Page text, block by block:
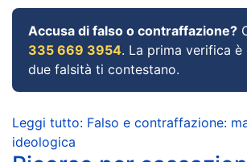
Accusa di falso o contraffazione?
335 669 3954. La prima verifica è
due falsità ti contestano.
Leggi tutto: Falso e contraffazione:
ideologica